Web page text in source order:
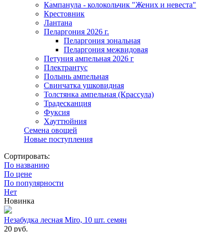
Кампанула - колокольчик "Жених и невеста"
Крестовник
Лантана
Пеларгония 2026 г.
Пеларгония зональная
Пеларгония межвидовая
Петуния ампельная 2026 г
Плектрантус
Полынь ампельная
Свинчатка ушковидная
Толстянка ампельная (Крассула)
Традесканция
Фуксия
Хауттюйния
Семена овощей
Новые поступления
Сортировать:
По названию
По цене
По популярности
Нет
Новинка
Незабудка лесная Miro, 10 шт. семян
20 руб.